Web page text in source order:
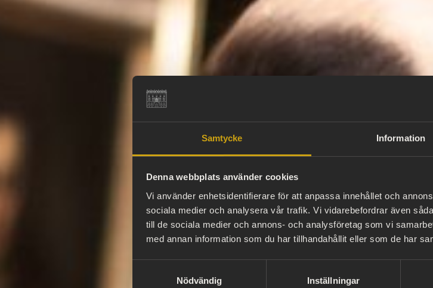
Samtycke Information
Denna webbplats använder cookies
Vi använder enhetsidentifierare för att anpassa innehållet och
sociala medier och analysera vår trafik. Vi vidarebefordrar även
till de sociala medier och annons- och analysföretag som vi
med annan information som du har tillhandahållit eller som de har
Nödvändig
Inställningar